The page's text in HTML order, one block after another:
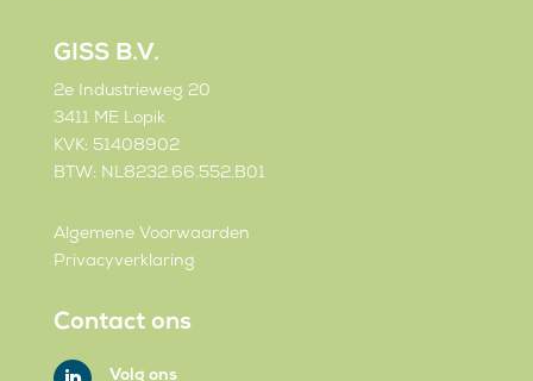
GISS B.V.
2e Industrieweg 20
3411 ME Lopik
KVK: 51408902
BTW: NL8232.66.552.B01
Algemene Voorwaarden
Privacyverklaring
Contact ons